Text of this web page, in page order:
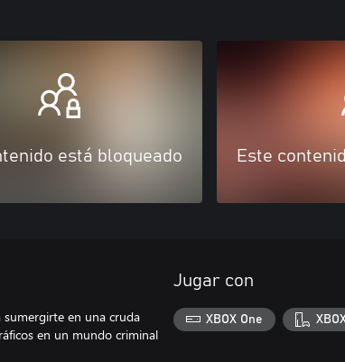
está bloqueado Este
sumergirte en una cruda
en un mundo criminal
Jugar con
XBOX One